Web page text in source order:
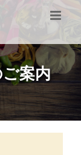
案内